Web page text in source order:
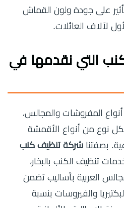
على جودة ولون القماش
لآلاف العائلات.
التي نقدمها في
المفروشات والمجالس،
نوع من أنواع الأقمشة
بصفتنا شركة تنظيف كنب
تنظيف الكنب بالبخار،
العربية بأساليب تضمن
والفيروسات بنسبة